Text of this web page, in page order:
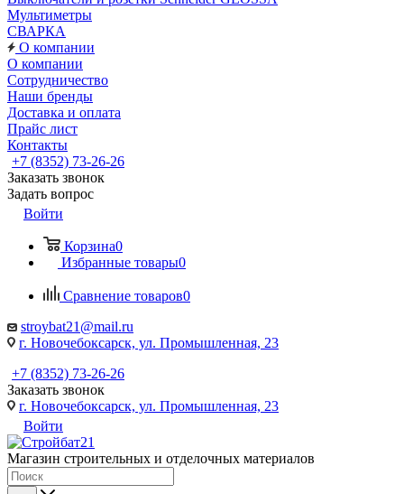
Мультиметры
СВАРКА
О компании
О компании
Сотрудничество
Наши бренды
Доставка и оплата
Прайс лист
Контакты
+7 (8352) 73-26-26
Заказать звонок
Задать вопрос
Войти
Корзина0
Избранные товары0
Сравнение товаров0
stroybat21@mail.ru
г. Новочебоксарск, ул. Промышленная, 23
+7 (8352) 73-26-26
Заказать звонок
г. Новочебоксарск, ул. Промышленная, 23
Войти
Магазин строительных и отделочных материалов